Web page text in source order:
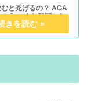
と禿げるの？ AGA
？ こんな疑問にお
では、『プロテイ
のか』という話から
の関係』について
テイン...